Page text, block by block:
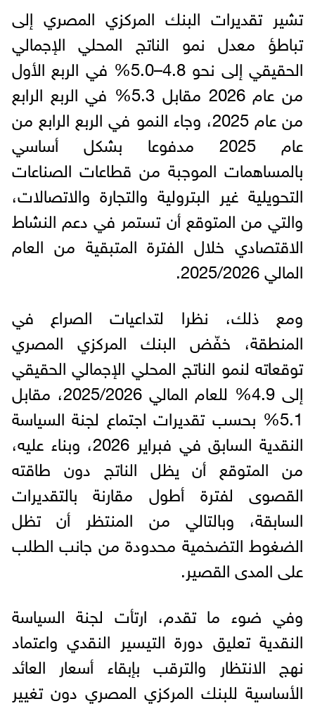
تشير تقديرات البنك المركزي المصري إلى
تباطؤ معدل نمو الناتج المحلي الإجمالي
الحقيقي إلى نحو 4.8–5.0% في الربع الأول
من عام 2026 مقابل 5.3% في الربع الرابع
من عام 2025، وجاء النمو في الربع الرابع من
عام 2025 مدفوعا بشكل أساسي
بالمساهمات الموجبة من قطاعات الصناعات
التحويلية غير البترولية والتجارة والاتصالات،
والتي من المتوقع أن تستمر في دعم النشاط
الاقتصادي خلال الفترة المتبقية من العام
المالي 2025/2026.
ومع ذلك، نظرا لتداعيات الصراع في
المنطقة، خفّض البنك المركزي المصري
توقعاته لنمو الناتج المحلي الإجمالي الحقيقي
إلى 4.9% للعام المالي 2025/2026، مقابل
5.1% بحسب تقديرات اجتماع لجنة السياسة
النقدية السابق في فبراير 2026، وبناء عليه،
من المتوقع أن يظل الناتج دون طاقته
القصوى لفترة أطول مقارنة بالتقديرات
السابقة، وبالتالي من المنتظر أن تظل
الضغوط التضخمية محدودة من جانب الطلب
على المدى القصير.
وفي ضوء ما تقدم، ارتأت لجنة السياسة
النقدية تعليق دورة التيسير النقدي واعتماد
نهج الانتظار والترقب بإبقاء أسعار العائد
الأساسية للبنك المركزي المصري دون تغيير